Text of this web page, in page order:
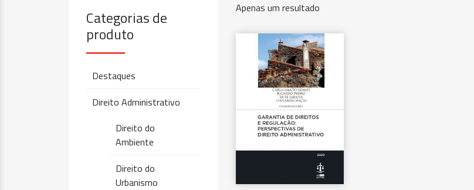
Categorias de
produto
Destaques
Direito Administrativo
Direito do
Ambiente
Direito do
Urbanismo
Apenas um resultado